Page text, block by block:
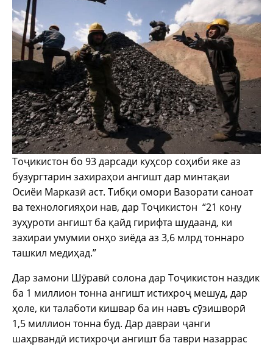
Тоҷикистон бо 93 дарсади куҳсор соҳиби яке аз
бузургтарин захираҳои ангишт дар минтақаи
Осиёи Марказӣ аст. Тибқи омори Вазорати саноат
ва технологияҳои нав, дар Тоҷикистон “21 кону
зуҳуроти ангишт ба қайд гирифта шудаанд, ки
захираи умумии онҳо зиёда аз 3,6 млрд тоннаро
ташкил медиҳад.”
Дар замони Шӯравӣ солона дар Тоҷикистон наздик
ба 1 миллион тонна ангишт истихроҷ мешуд, дар
ҳоле, ки талаботи кишвар ба ин навъ сӯзишворӣ
1,5 миллион тонна буд. Дар давраи ҷанги
шаҳрвандӣ истихроҷи ангишт ба таври назаррас